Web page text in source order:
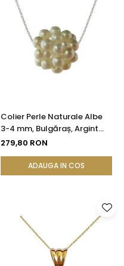
Colier Perle Naturale Albe
3-4 mm, Bulgăraș, Argint
925, Calitate AAA |
279,80 RON
ADAUGA IN COS